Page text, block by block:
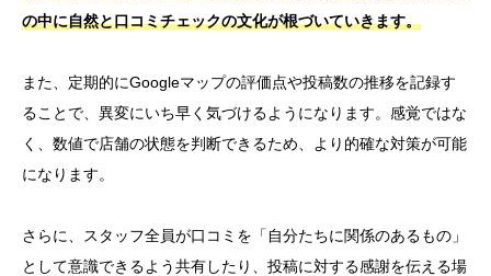
の中に自然と口コミチェックの文化が根づいていきます。
また、定期的にGoogleマップの評価点や投稿数の推移を記録す
ることで、異変にいち早く気づけるようになります。感覚ではな
く、数値で店舗の状態を判断できるため、より的確な対策が可能
になります。
さらに、スタッフ全員が口コミを「自分たちに関係のあるもの」
として意識できるよう共有したり、投稿に対する感謝を伝える場